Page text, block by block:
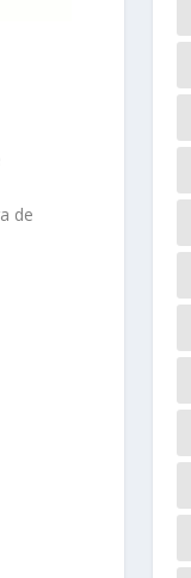
de